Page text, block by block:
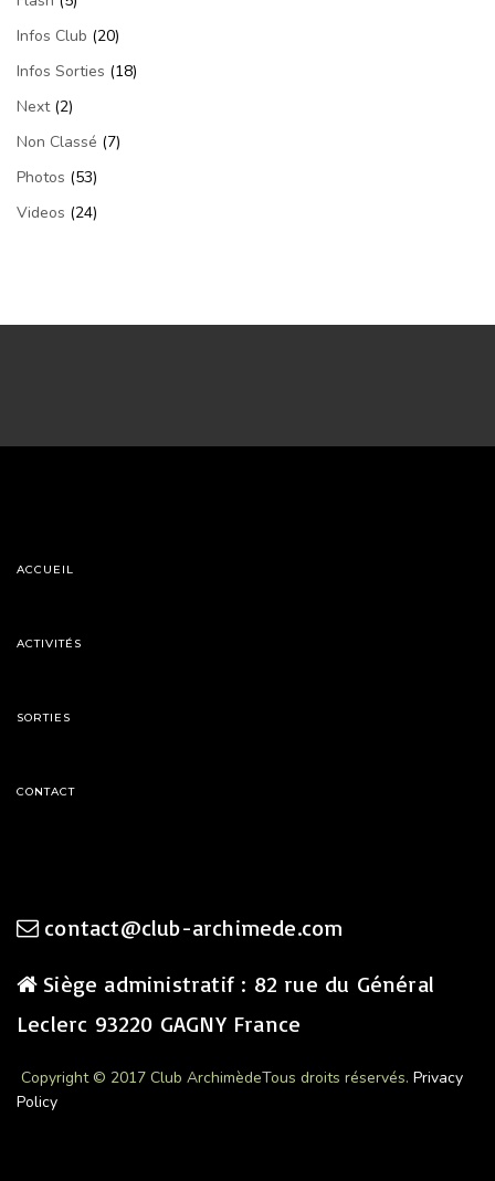
Infos Club (20)
Infos Sorties (18)
Next(2)
Non Classé (7)
Photos (53)
Videos (24)
ACCUEIL
ACTIVITÉS
SORTIES
CONTACT
contact@club-archimede.com
Siège administratif : 82 rue du Général
Leclerc 93220 GAGNY France
Copyright © 2017 Club ArchimèdeTous droits réservés. Privacy
Policy